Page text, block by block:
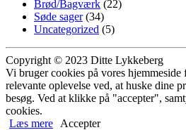
Brød/Bagværk (22)
Søde sager(34)
Uncategorized (5)
Copyright © 2023 Ditte Lykkeberg
Vi bruger cookies på vores hjemmeside
relevante oplevelse ved, at huske dine
besøg. Ved at klikke på "accepter",
cookies.
Læs mere
Accepter